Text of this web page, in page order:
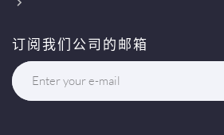
订阅我们公司的邮箱
Enter your e-mail